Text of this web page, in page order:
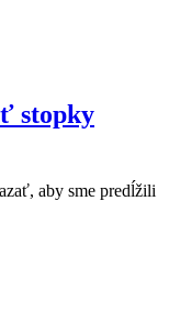
stopky
aby sme predĺžili